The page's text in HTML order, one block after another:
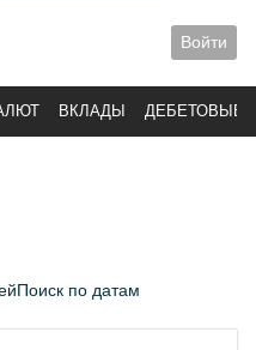
Войти
ВКЛАДЫ ДЕБЕТОВЫЕ
Поиск по датам